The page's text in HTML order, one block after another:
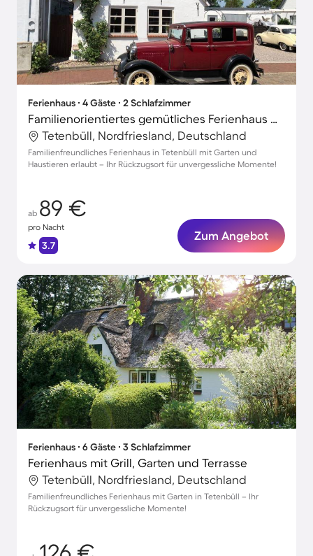
Ferienhaus ∙ 4 Gäste ∙ 2 Schlafzimmer
Familienorientiertes gemütliches Ferienhaus mit Grill, Terrasse und Garten | Hunde erlaubt
Tetenbüll, Nordfriesland, Deutschland
Familienfreundliches Ferienhaus in Tetenbüll mit Garten und
Haustieren erlaubt – Ihr Rückzugsort für unvergessliche Momente!
ab 89 €
pro Nacht
3.7
Zum Angebot
Ferienhaus ∙ 6 Gäste ∙ 3 Schlafzimmer
Ferienhaus mit Grill, Garten und Terrasse
Tetenbüll, Nordfriesland, Deutschland
Familienfreundliches Ferienhaus mit Garten in Tetenbüll – Ihr
Rückzugsort für unvergessliche Momente!